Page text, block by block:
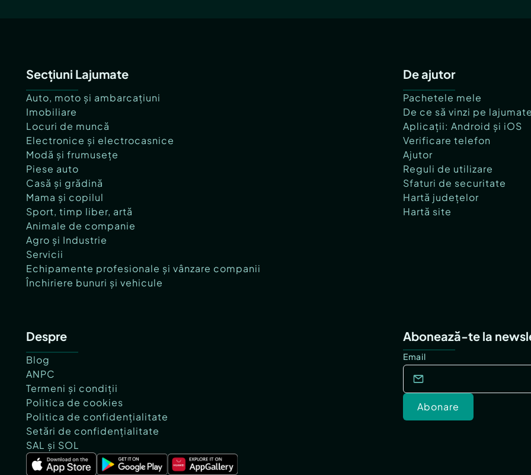
Secțiuni Lajumate
Auto, moto și ambarcațiuni
Imobiliare
Locuri de muncă
Electronice și electrocasnice
Modă și frumusețe
Piese auto
Casă și grădină
Mama și copilul
Sport, timp liber, artă
Animale de companie
Agro și Industrie
Servicii
Echipamente profesionale și vânzare companii
Închiriere bunuri și vehicule
De ajutor
Pachetele mele
De ce să vinzi pe
Aplicații: Android și iOS
Verificare telefon
Ajutor
Reguli de utilizare
Sfaturi de securitate
Hartă județelor
Hartă site
Despre
Blog
ANPC
Termeni și condiții
Politica de cookies
Politica de confidențialitate
Setări de confidențialitate
SAL și SOL
Abonează-te la
Email
Abonare